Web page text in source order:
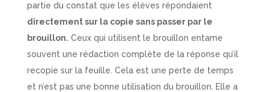
partie du constat que les élèves répondaient
directement sur la copie sans passer par le
brouillon. Ceux qui utilisent le brouillon entame
souvent une rédaction complète de la réponse qu’il
recopie sur la feuille. Cela est une perte de temps
et n’est pas une bonne utilisation du brouillon. Elle a